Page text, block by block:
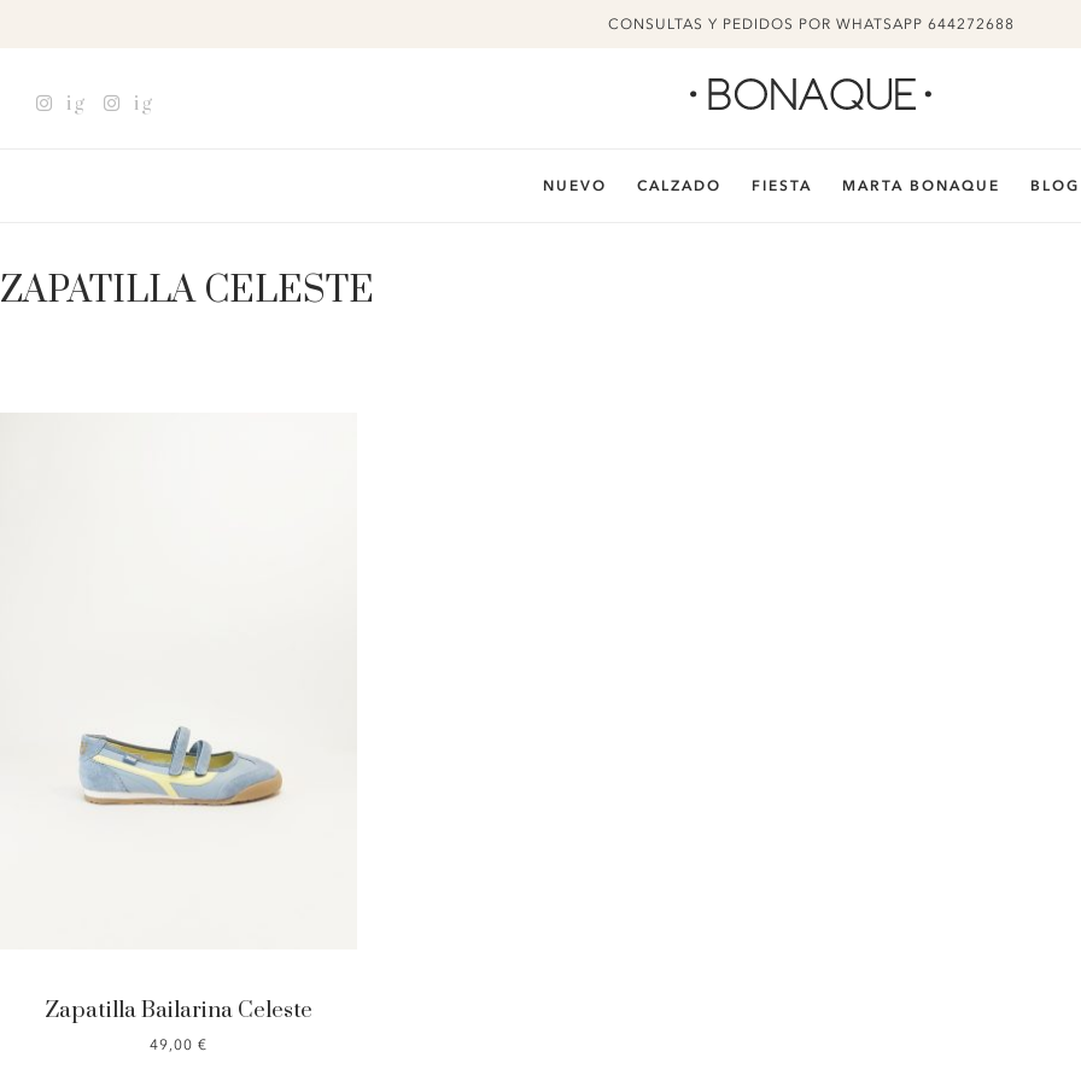
CONSULTAS Y PEDIDOS POR WHATSAPP 644272688
ig ig
NUEVO CALZADO FIESTA MARTA BONAQUE BLOG
ZAPATILLA CELESTE
Zapatilla Bailarina Celeste
49,00€